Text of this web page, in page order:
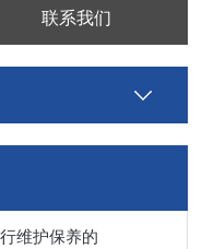
联系我们
维护保养的